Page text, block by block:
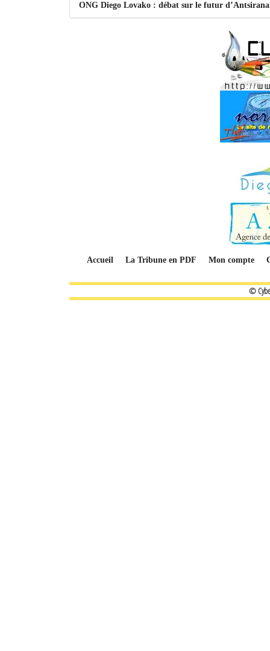
ONG Diego Lovako : débat sur le futur
Accueil La Tribune en PDF Mon compte
©